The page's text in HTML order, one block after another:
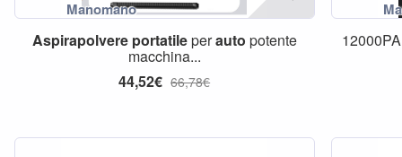
Aspirapolvere portatileperauto potente
macchina...
44,52€ 66,78€